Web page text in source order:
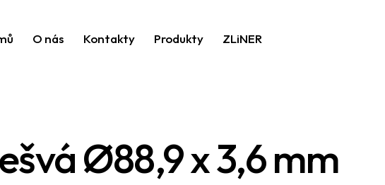
O nás Kontakty Produkty ZLiNER
Ø88,9 x 3,6 mm